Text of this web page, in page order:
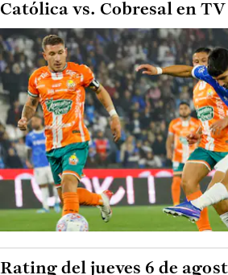
Católica vs. Cobresal en
Rating del jueves 6 de